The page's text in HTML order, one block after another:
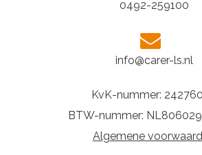
0492-259100
info@carer-ls.nl
KvK-nummer:
BTW-nummer:
Algemene